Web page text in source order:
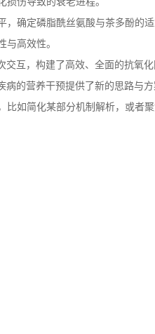
确定磷脂酰丝氨酸与茶多酚的
高效性。
交互，构建了高效、全面的抗氧
的营养干预提供了新的思路与方
如简化某部分机制解析，或者